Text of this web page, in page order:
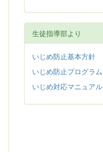
生徒指導部より
いじめ防止基本方針
いじめ防止プログラム
いじめ対応マニュアル